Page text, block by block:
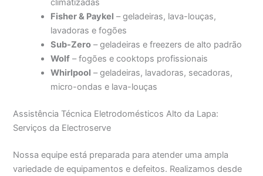
climatizadas
Fisher & Paykel – geladeiras, lava-louças,
lavadoras e fogões
Sub-Zero – geladeiras e freezers de alto padrão
Wolf – fogões e cooktops profissionais
Whirlpool – geladeiras, lavadoras, secadoras,
micro-ondas e lava-louças
Assistência Técnica Eletrodomésticos Alto da Lapa:
Serviços da Electroserve
Nossa equipe está preparada para atender uma ampla
variedade de equipamentos e defeitos. Realizamos desde